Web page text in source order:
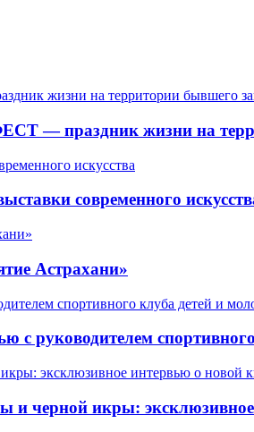
— праздник жизни на
современного
Астрахани»
с руководителем
черной икры: эксклюзивное